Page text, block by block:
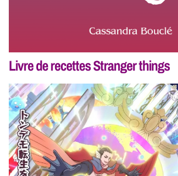
Livre de recettes Stranger things